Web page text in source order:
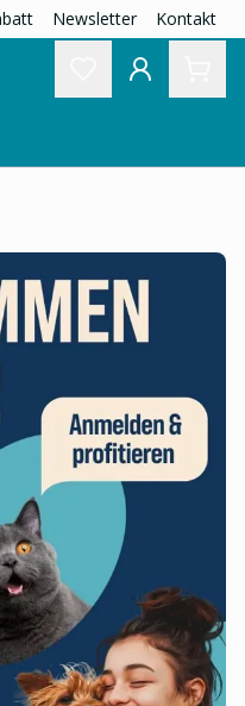
Newsletter Kontakt